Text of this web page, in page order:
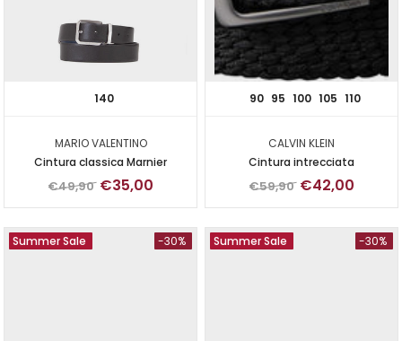
140
MARIO VALENTINO
Cintura classica Marnier
€49,90 €35,00
90 95 100 105 110
CALVIN KLEIN
Cintura intrecciata
€59,90 €42,00
Summer Sale -30% Summer Sale -30%